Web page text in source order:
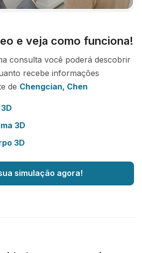
e veja como funciona!
consulta você poderá descobrir
recebe informações
de Chengcian, Chen
3D
3D
simulação agora!